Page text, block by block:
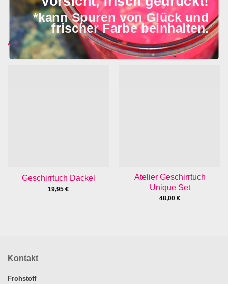
Ähnliche Produkte
Geschirrtuch Dackel
19,95 €
Atelier Geschirrtuch
Unique Set
48,00 €
Kontakt
Frohstoff
*kann Spuren von Glück und
frischer Farbe beinhalten.